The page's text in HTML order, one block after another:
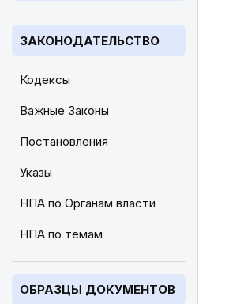
ЗАКОНОДАТЕЛЬСТВО
Кодексы
Важные Законы
Постановления
Указы
НПА по Органам власти
НПА по темам
ОБРАЗЦЫ ДОКУМЕНТОВ